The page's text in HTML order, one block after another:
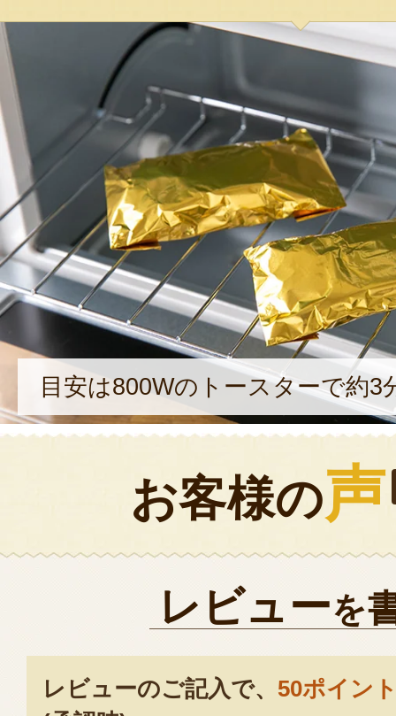
目安は800Wのトースターで約3
お客様の声
レビューを
レビューのご記入で、 50ポイン